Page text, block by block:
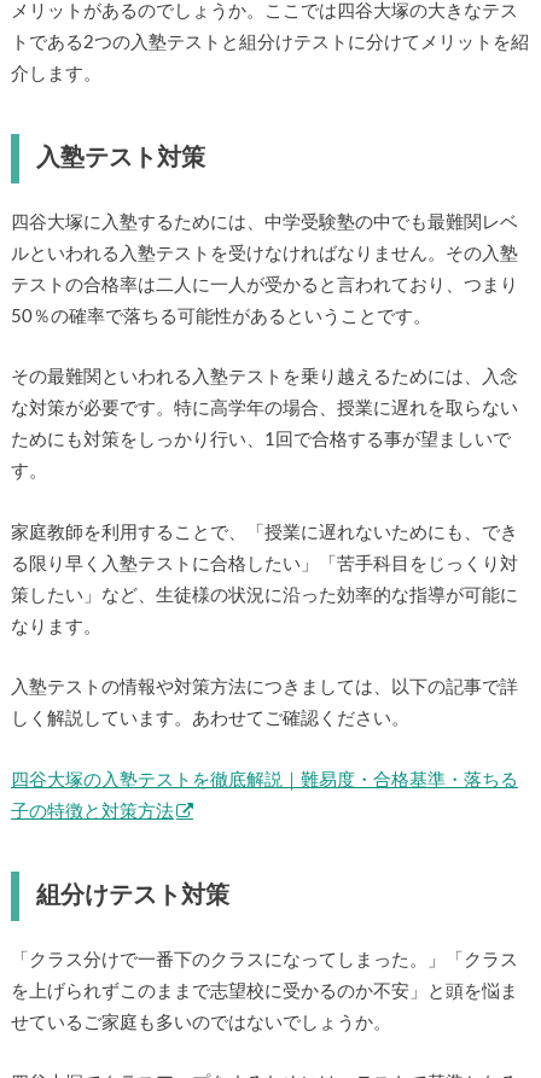
メリットがあるのでしょうか。ここでは四谷大塚の大きなテス
トである2つの入塾テストと組分けテストに分けてメリットを紹
介します。
入塾テスト対策
四谷大塚に入塾するためには、中学受験塾の中でも最難関レベ
ルといわれる入塾テストを受けなければなりません。その入塾
テストの合格率は二人に一人が受かると言われており、つまり
50％の確率で落ちる可能性があるということです。
その最難関といわれる入塾テストを乗り越えるためには、入念
な対策が必要です。特に高学年の場合、授業に遅れを取らない
ためにも対策をしっかり行い、1回で合格する事が望ましいで
す。
家庭教師を利用することで、「授業に遅れないためにも、でき
る限り早く入塾テストに合格したい」「苦手科目をじっくり対
策したい」など、生徒様の状況に沿った効率的な指導が可能に
なります。
入塾テストの情報や対策方法につきましては、以下の記事で詳
しく解説しています。あわせてご確認ください。
四谷大塚の入塾テストを徹底解説｜難易度・合格基準・落ちる
子の特徴と対策方法
組分けテスト対策
「クラス分けで一番下のクラスになってしまった。」「クラス
を上げられずこのままで志望校に受かるのか不安」と頭を悩ま
せているご家庭も多いのではないでしょうか。